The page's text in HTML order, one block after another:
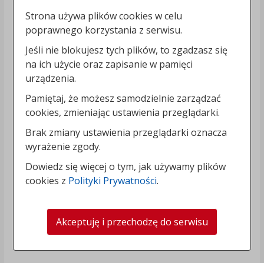
Strona używa plików cookies w celu
poprawnego korzystania z serwisu.
Jeśli nie blokujesz tych plików, to zgadzasz się
na ich użycie oraz zapisanie w pamięci
urządzenia.
Pamiętaj, że możesz samodzielnie zarządzać
cookies, zmieniając ustawienia przeglądarki.
Brak zmiany ustawienia przeglądarki oznacza
wyrażenie zgody.
Dowiedz się więcej o tym, jak używamy plików
cookies z Polityki Prywatności.
Akceptuję i przechodzę do serwisu